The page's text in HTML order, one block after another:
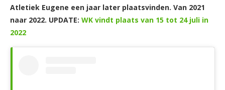
Atletiek Eugene een jaar later plaatsvinden. Van 2021
naar 2022. UPDATE: WK vindt plaats van 15 tot 24 juli in
2022